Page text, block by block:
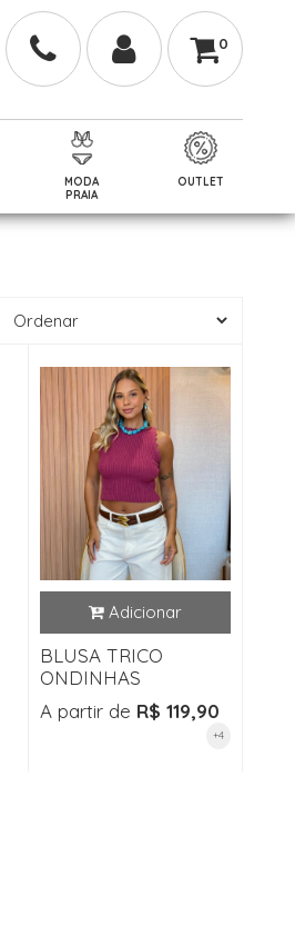
0
MODA
PRAIA
OUTLET
BLUSA TRICO
ONDINHAS
A partir de R$ 119,90
+4